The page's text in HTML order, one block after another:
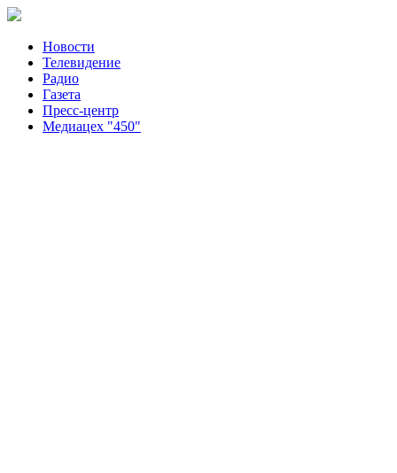
Новости
Телевидение
Радио
Газета
Пресс-центр
Медиацех "450"